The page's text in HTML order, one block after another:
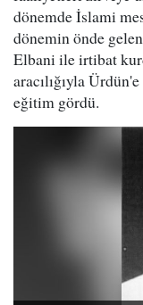
dönemde İslami
dönemin önde
Elbani ile irtibat
aracılığıyla
eğitim gördü.